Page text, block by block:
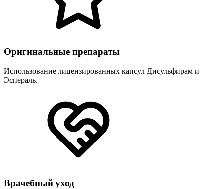
Оригинальные препараты
Использование лицензированных капсул Дисульфирам и
Эспераль.
Врачебный уход